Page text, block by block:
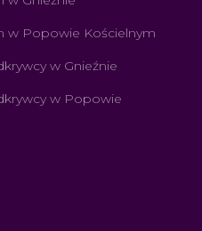
w Popowie Kościelnym
w Gnieźnie
w Popowie